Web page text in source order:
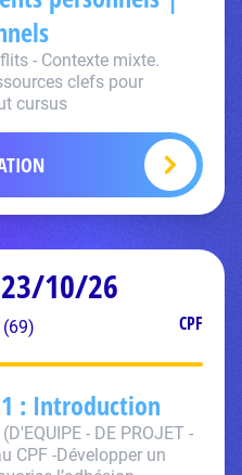
- Contexte mixte.
clefs pour
cursus
10/26
(69) CPF
: Introduction
- DE PROJET -
CPF -Développer un